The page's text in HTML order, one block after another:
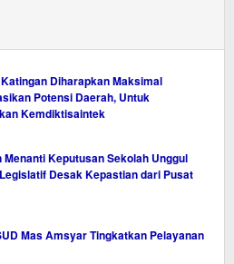
Diharapkan Maksimal
Potensi Daerah, Untuk
Kemdiktisaintek
Menanti Keputusan Sekolah Unggul
Desak Kepastian dari Pusat
Mas Amsyar Tingkatkan Pelayanan